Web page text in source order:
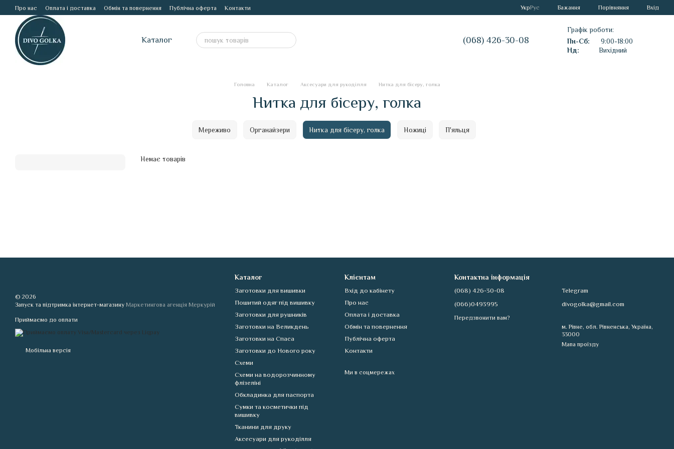
Перейти до основного контенту
Про нас Оплата і доставка Обмін та повернення Публічна оферта Контакти УкрРус Бажання Порівняння Вхід
Каталог (068) 426-30-08
Графік роботи:
Пн-Сб:
9:00-18:00
Нд:
Вихідний
Головна Каталог Аксесуари для рукоділля Нитка для бісеру, голка
Нитка для бісеру, голка
Мереживо Органайзери Нитка для бісеру, голка Ножиці П'яльця
Немає товарів
© 2026
Запуск та підтримка інтернет-магазину Маркетингова агенція Меркурій
Приймаємо до оплати
Мобільна версія
Каталог
Заготовки для вишивки
Пошитий одяг під вишивку
Заготовки для рушників
Заготовки на Великдень
Заготовки на Спаса
Заготовки до Нового року
Схеми
Схеми на водорозчинному
флізеліні
Обкладинка для паспорта
Сумки та косметички під
вишивку
Тканини для друку
Аксесуари для рукоділля
Клієнтам
Вхід до кабінету
Про нас
Оплата і доставка
Обмін та повернення
Публічна оферта
Контакти
Ми в соцмережах
Контактна інформація
(068) 426-30-08
(066)0493995
Передзвонити вам?
Telegram
divogolka@gmail.com
м. Рівне, обл. Рівненська, Україна,
33000
Мапа проїзду